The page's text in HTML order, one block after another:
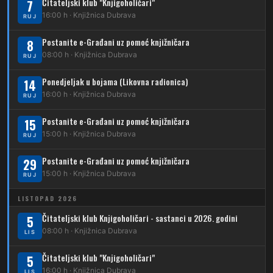
DUBEC
212
223 Dubec – Trnovčica – Dubrava
224 Dubec – Novoselec
261 Dubec – Sesvete – Goranec
262 Dubec – Sesvete – Planina Donja
263 Dubec – Sesvete–Kašina – Pl.Gornja
264 Dubec – Sesvete – Jesenovec
267
270 Dubec – Sesvete – Blaguša
7
RUJ 16:00 h · Knjižnica Dubrava
8
RUJ
Postanite e-Građani uz pomoć knjižničara
08:00 h · Knjižnica Dubrava
14
RUJ
Ponedjeljak u bojama (Likovna radionica)
16:00 h · Knjižnica Dubrava
15
RUJ
Postanite e-Građani uz pomoć knjižničara
15:00 h · Knjižnica Dubrava
29
RUJ
Postanite e-Građani uz pomoć knjižničara
15:00 h · Knjižnica Dubrava
LISTOPAD 2026
5
LIS
Čitateljski klub Knjigoholičari - sastanci u 2026. godini
08:00 h · Knjižnica Dubrava
5
LIS
Čitateljski klub "Knjigoholičari"
16:00 h · Knjižnica Dubrava